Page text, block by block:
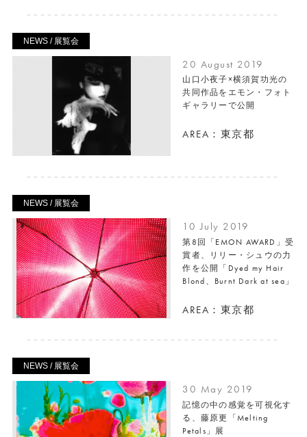
NEWS / 展覧会
20 August 2019
山口小夜子×横須賀功光の
共同作品をエモン・フォト
ギャラリーで公開
AREA：東京都
NEWS / 展覧会
10 July 2019
第8回「EMON AWARD」受
賞者、リリー・シュウの力
作を公開「Dyed my Hair
Blond、Burnt Dark at sea」
AREA：東京都
NEWS / 展覧会
30 May 2019
記憶の中の感覚を可視化す
る、藤原更「Melting
Petals」展